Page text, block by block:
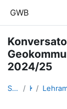
GWB
2024/25
Startseite Kurse